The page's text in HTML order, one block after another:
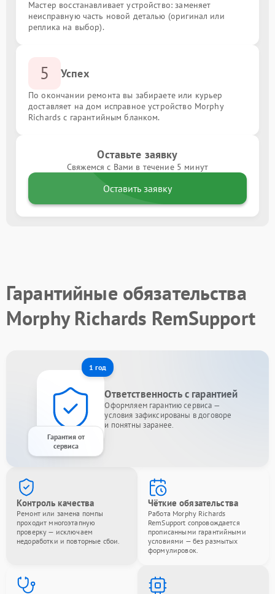
Мастер восстанавливает устройство: заменяет
неисправную часть новой деталью (оригинал или
реплика на выбор).
5 Успех
По окончании ремонта вы забираете или курьер
доставляет на дом исправное устройство Morphy
Richards с гарантийным бланком.
Оставьте заявку
Свяжемся с Вами в течение 5 минут
Оставить заявку
Гарантийные обязательства
Morphy Richards RemSupport
1 год
Гарантия от
сервиса
Ответственность с гарантией
Оформляем гарантию сервиса —
условия зафиксированы в договоре
и понятны заранее.
Контроль качества
Ремонт или замена помпы
проходит многоэтапную
проверку — исключаем
недоработки и повторные сбои.
Чёткие обязательства
Работа Morphy Richards
RemSupport сопровождается
прописанными гарантийными
условиями — без размытых
формулировок.